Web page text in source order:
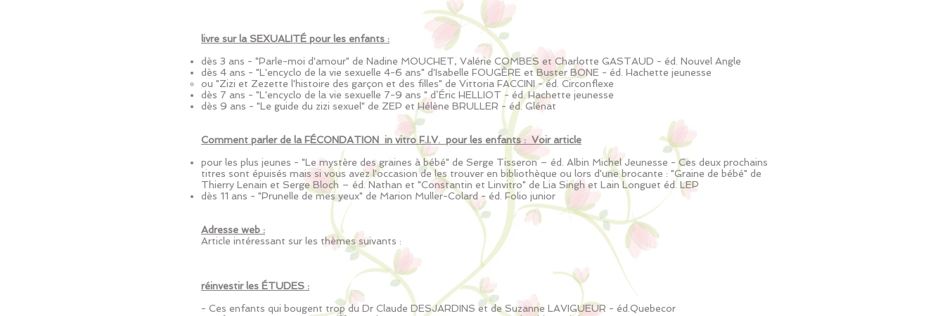
livre sur la SEXUALITÉ pour les enfants :
dès 3 ans - "Parle-moi d'amour" de Nadine MOUCHET, Valérie COMBES et Charlotte GASTAUD - éd. Nouvel Angle
dès 4 ans - "L'encyclo de la vie sexuelle 4-6 ans" d'Isabelle FOUGÈRE et Buster BONE - éd. Hachette jeunesse
ou "Zizi et Zezette l'histoire des garçon et des filles" de Vittoria FACCINI - éd. Circonflexe
dès 7 ans - "L'encyclo de la vie sexuelle 7-9 ans " d’Éric HELLIOT - éd. Hachette jeunesse
dès 9 ans - "Le guide du zizi sexuel" de ZEP et Hélène BRULLER - éd. Glénat
Comment parler de la FÉCONDATION in vitro F.I.V. pour les enfants : Voir article
pour les plus jeunes - "Le mystère des graines à bébé" de Serge Tisseron – éd. Albin Michel Jeunesse - Ces deux prochains
titres sont épuisés mais si vous avez l'occasion de les trouver en bibliothèque ou lors d'une brocante : "Graine de bébé" de
Thierry Lenain et Serge Bloch – éd. Nathan et "Constantin et Linvitro" de Lia Singh et Lain Longuet éd. LEP
dès 11 ans - "Prunelle de mes yeux" de Marion Muller-Colard - éd. Folio junior
Adresse web :
Article intéressant sur les thèmes suivants :
réinvestir les ÉTUDES :
- Ces enfants qui bougent trop du Dr Claude DESJARDINS et de Suzanne LAVIGUEUR - éd.Quebecor